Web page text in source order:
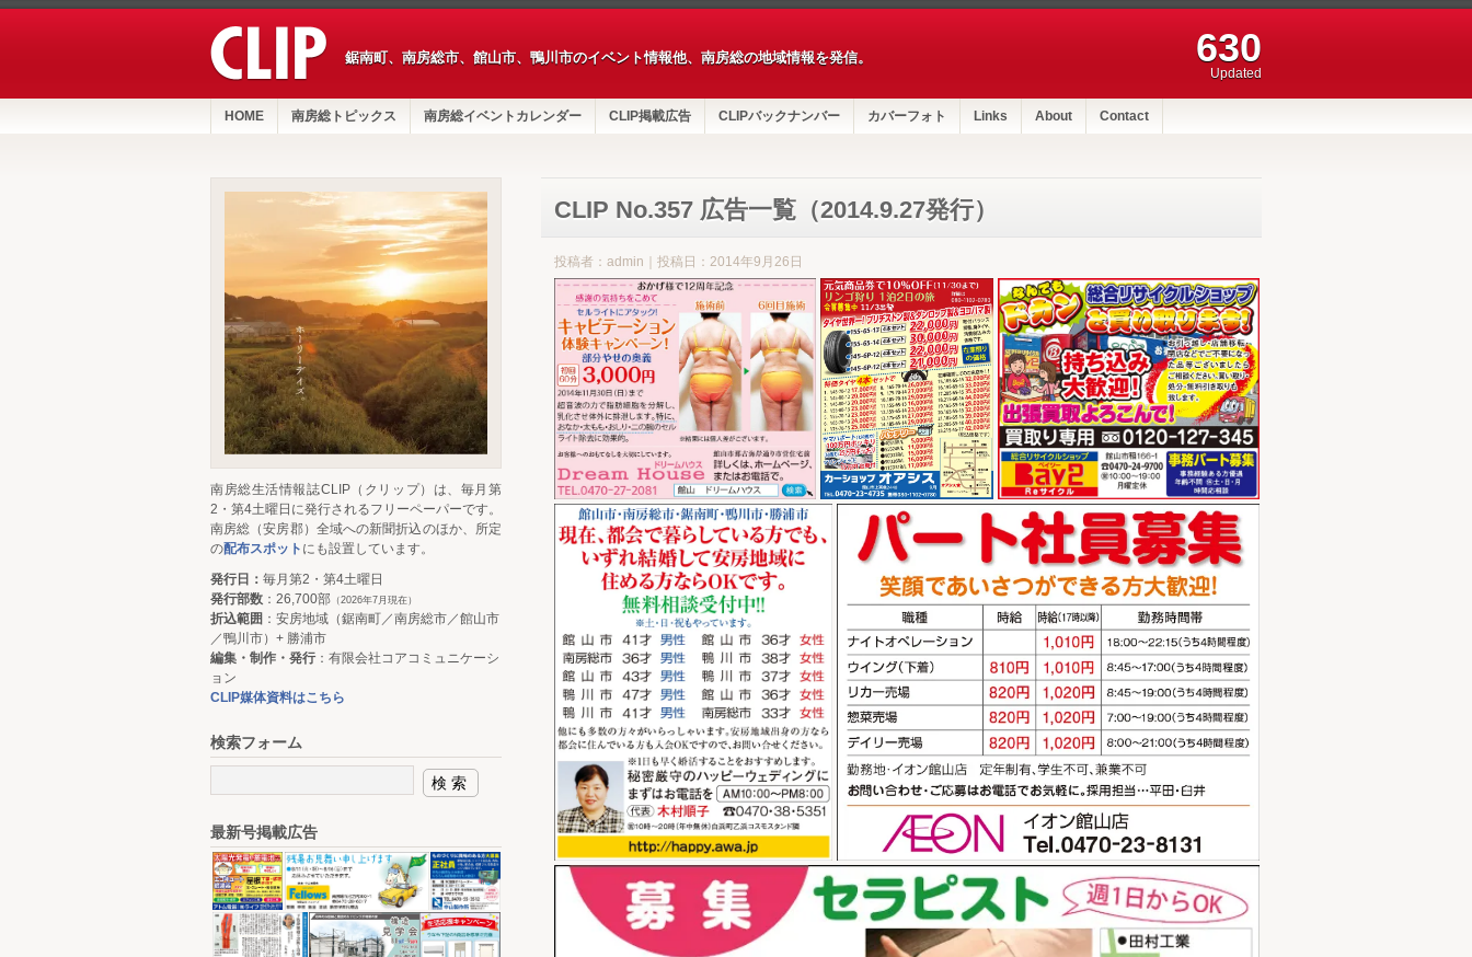
鋸南町、南房総市、館山市、鴨川市のイベント情報他、南房総の地域情報を発信。 630
Updated
HOME 南房総トピックス 南房総イベントカレンダー CLIP掲載広告 CLIPバックナンバー カバーフォト Links About Contact
CLIP No.357 広告一覧（2014.9.27発行）
投稿者：admin｜投稿日：2014年9月26日
南房総生活情報誌CLIP（クリップ）は、毎月第
2・第4土曜日に発行されるフリーペーパーです。
南房総（安房郡）全域への新聞折込のほか、所定
の配布スポット にも設置しています。
発行日： 毎月第2・第4土曜日
発行部数 ：26,700部 （2026年7月現在）
折込範囲 ：安房地域（鋸南町／南房総市／館山市
／鴨川市）+ 勝浦市
編集・制作・発行：有限会社コアコミュニケーシ
ョン
CLIP媒体資料はこちら
検索フォーム
最新号掲載広告